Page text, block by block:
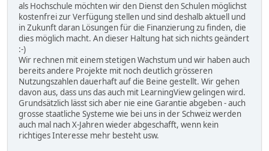
als Hochschule möchten wir den Dienst den Schulen möglichst
kostenfrei zur Verfügung stellen und sind deshalb aktuell und
in Zukunft daran Lösungen für die Finanzierung zu finden, die
dies möglich macht. An dieser Haltung hat sich nichts geändert
:-)
Wir rechnen mit einem stetigen Wachstum und wir haben auch
bereits andere Projekte mit noch deutlich grösseren
Nutzungszahlen dauerhaft auf die Beine gestellt. Wir gehen
davon aus, dass uns das auch mit LearningView gelingen wird.
Grundsätzlich lässt sich aber nie eine Garantie abgeben - auch
grosse staatliche Systeme wie bei uns in der Schweiz werden
auch mal nach X-Jahren wieder abgeschafft, wenn kein
richtiges Interesse mehr besteht usw.